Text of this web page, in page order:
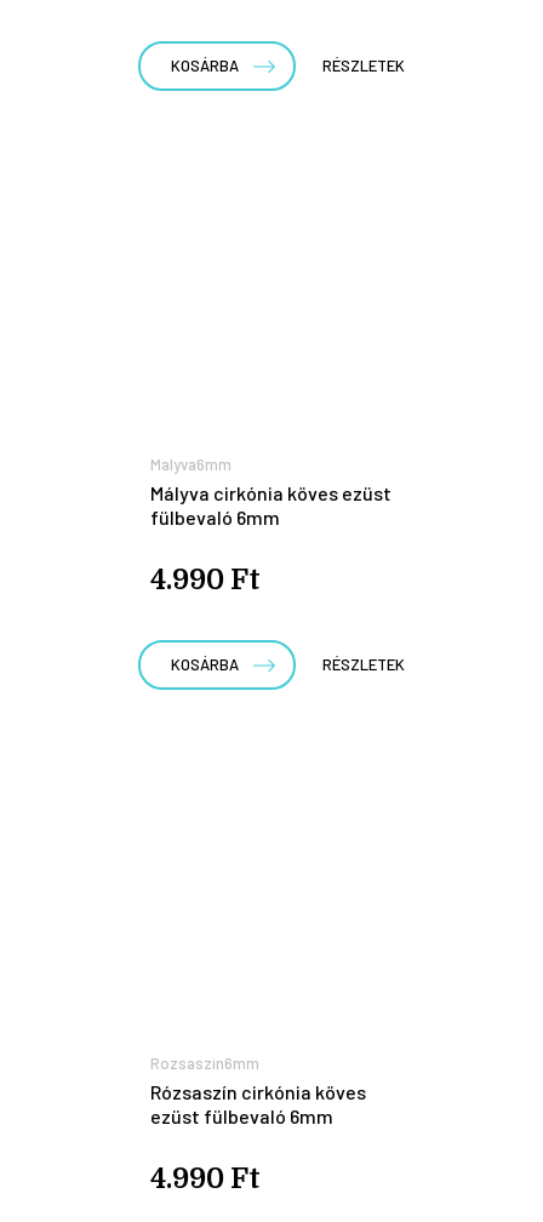
KOSÁRBA RÉSZLETEK
Malyva6mm
Mályva cirkónia köves ezüst
fülbevaló 6mm
4.990 Ft
KOSÁRBA RÉSZLETEK
Rozsaszin6mm
Rózsaszín cirkónia köves
ezüst fülbevaló 6mm
4.990 Ft